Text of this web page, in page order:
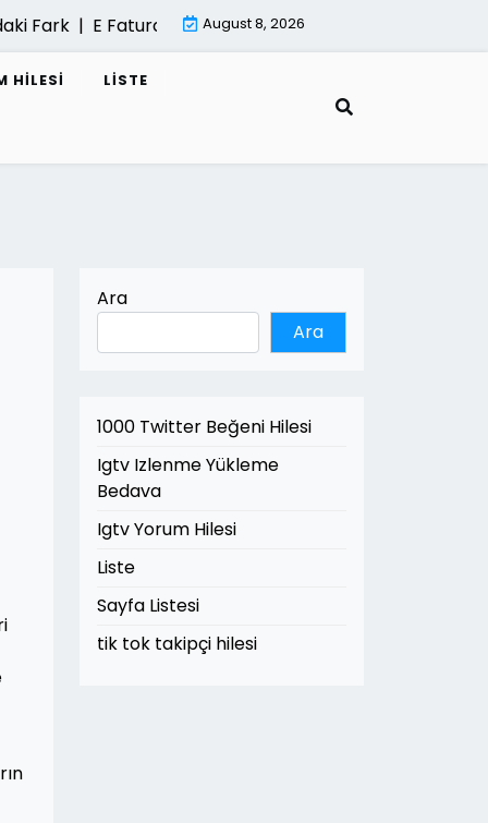
|E Fatura Cozum Ortagi Nasil Secilir |
August 8, 2026
HILESI LISTE
Ara
Ara
1000 Twitter Beğeni Hilesi
Igtv Izlenme Yükleme
Bedava
Igtv Yorum Hilesi
Liste
Sayfa Listesi
tik tok takipçi hilesi